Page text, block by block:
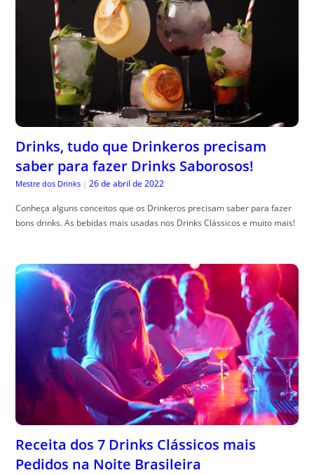
Drinks, tudo que Drinkeros precisam
saber para fazer Drinks Saborosos!
Mestre dos Drinks | 26 de abril de 2022
Conheça alguns conceitos que os Drinkeros precisam saber para fazer
bons drinks. As bebidas mais usadas nos Drinks Clássicos e muito mais!
Receita dos 7 Drinks Clássicos mais
Pedidos na Noite Brasileira